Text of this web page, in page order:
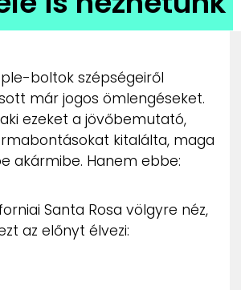
ZENE
IMPRESSZUM
PR-ARCHÍVUM
ADATKEZELÉSI TÁJÉKOZTATÓ
boltok szépségeiről
már jogos ömlengéseket.
ezeket a jövőbemutató,
kitalálta, maga
akármibe. Hanem ebbe:
Santa Rosa völgyre néz,
az előnyt élvezi: